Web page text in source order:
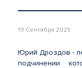
19 Сентября 2025
Юрий Дроздов -
подчинении